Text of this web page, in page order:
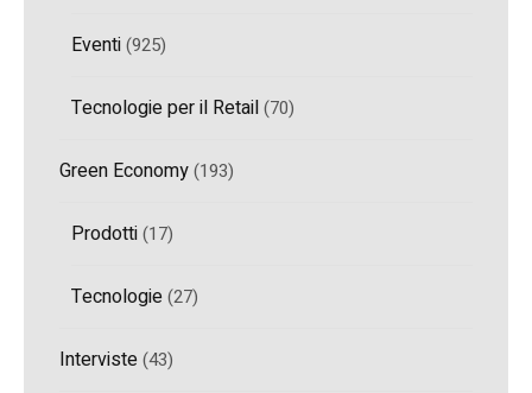
Eventi(925)
Tecnologie per il Retail(70)
Green Economy(193)
Prodotti(17)
Tecnologie(27)
Interviste(43)